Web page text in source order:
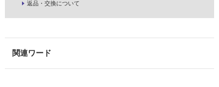
返品・交換について
浴
室